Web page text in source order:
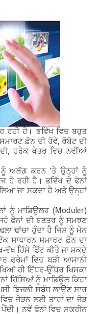
ਰਹੀ ਹੈ। ਭਵਿੱਖ ਵਿਚ ਬਹੁਤ
ਫ਼ੋਨ ਦੀ ਹੋਵੇ,ਰੋਬੋਟ ਦੀ
,ਹਰੇਕ ਖੇਤਰ ਵਿਚ ਨਵੀਂਆਂ
ਨੂੰ ਅਲੱਗ ਕਰਨ 'ਤੇ ਉਨ੍ਹਾਂ ਨੂੰ
ਹੋ ਰਹੀ ਹੈ। ਭਵਿੱਖ ਦੇ ਫੋਨਾਂ
ਜਾ ਸਕਦਾ ਹੈ ਅਤੇ ਉਨ੍ਹਾਂ
ਨੂੰ ਮਾਡਿਊਲਰ (Moduler)
ਫੋਨਾਂ ਦੀ ਬਣਤਰ ਨੂੰ ਸਮਝਣ
ਢਾਂਚਾ ਹੁੰਦਾ ਹੈ ਜਿਸ ਨੂੰ ਮੇਨ
ਸਾਧਾਰਨ ਸਮਾਰਟ ਫ਼ੋਨ ਦਾ
ਹਿੱਸੇ ਫਿੱਟ ਕੀਤੇ ਜਾ ਸਕਦੇ
ਫਰੇਮਾਂ ਵਿਚ ਬੜੀ ਆਸਾਨੀ
ਹੀ ਇੱਧਰ-ਉੱਧਰ ਖਿਸਕਾ
ਹਿੱਸਿਆਂ ਨੂੰ ਮਾਡਿਊਲ ਕਿਹਾ
ਬਿਜਲੀ ਸਬੰਧ ਲਾਉਣ ਸਾਰ
ਜੋੜਨ ਲਈ ਤਾਰਾਂ ਦਾ ਜੋੜ
ਨਵੇਂ ਫੋਨਾਂ ਵਿਚ ਸਕਰੀਨ